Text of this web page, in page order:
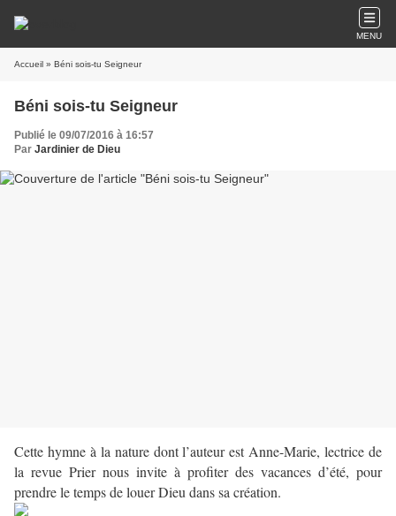
MENU
Accueil » Béni sois-tu Seigneur
Béni sois-tu Seigneur
Publié le 09/07/2016 à 16:57
Par Jardinier de Dieu
Cette hymne à la nature dont l’auteur est Anne-Marie, lectrice de
la revue Prier nous invite à profiter des vacances d’été, pour
prendre le temps de louer Dieu dans sa création.